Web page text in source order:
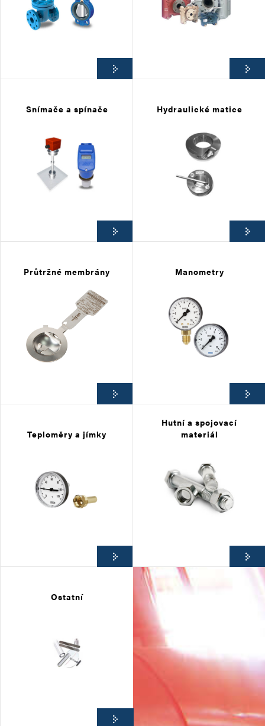
Snímače a spínače Hydraulické matice
Průtržné membrány Manometry
Teploměry a jímky
Hutní a spojovací
materiál
Ostatní